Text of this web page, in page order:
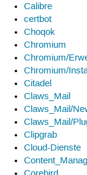
Calibre
certbot
Choqok
Chromium
Chromium/
Chromium/
Citadel
Claws_Mail
Claws_Mail/
Claws_Mail/
Clipgrab
Cloud-Dienste